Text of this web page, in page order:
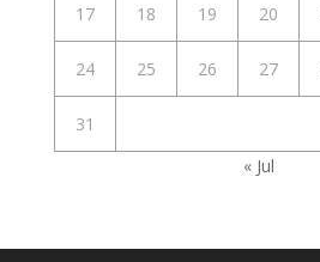
17 18 19 20
24 25 26 27
31
« Jul